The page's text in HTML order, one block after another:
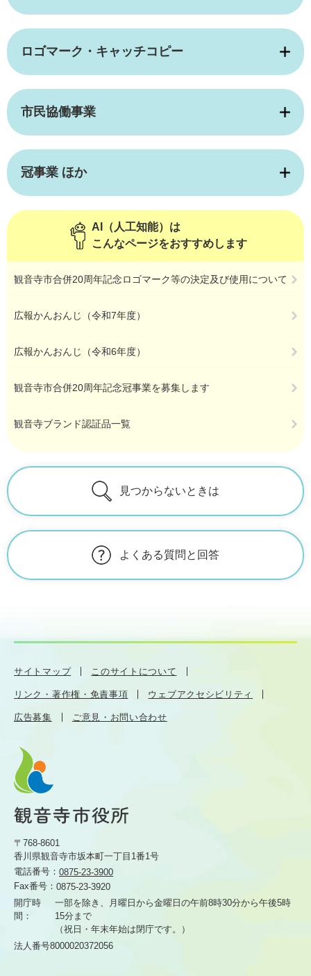
ロゴマーク・キャッチコピー
市民協働事業
冠事業 ほか
AI（人工知能）は
こんなページをおすすめします
観音寺市合併20周年記念ロゴマーク等の決定及び使用について
広報かんおんじ（令和7年度）
広報かんおんじ（令和6年度）
観音寺市合併20周年記念冠事業を募集します
観音寺ブランド認証品一覧
見つからないときは
よくある質問と回答
サイトマップ このサイトについて
リンク・著作権・免責事項 ウェブアクセシビリティ
広告募集 ご意見・お問い合わせ
〒768-8601
香川県観音寺市坂本町一丁目1番1号
電話番号： 0875-23-3900
Fax番号： 0875-23-3920
開庁時
間：
一部を除き、月曜日から金曜日の午前8時30分から午後5時
15分まで
（祝日・年末年始は閉庁です。）
法人番号8000020372056